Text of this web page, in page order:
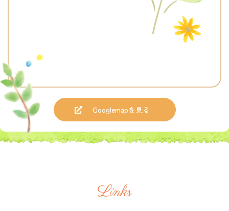
Googlemapを見る
Links